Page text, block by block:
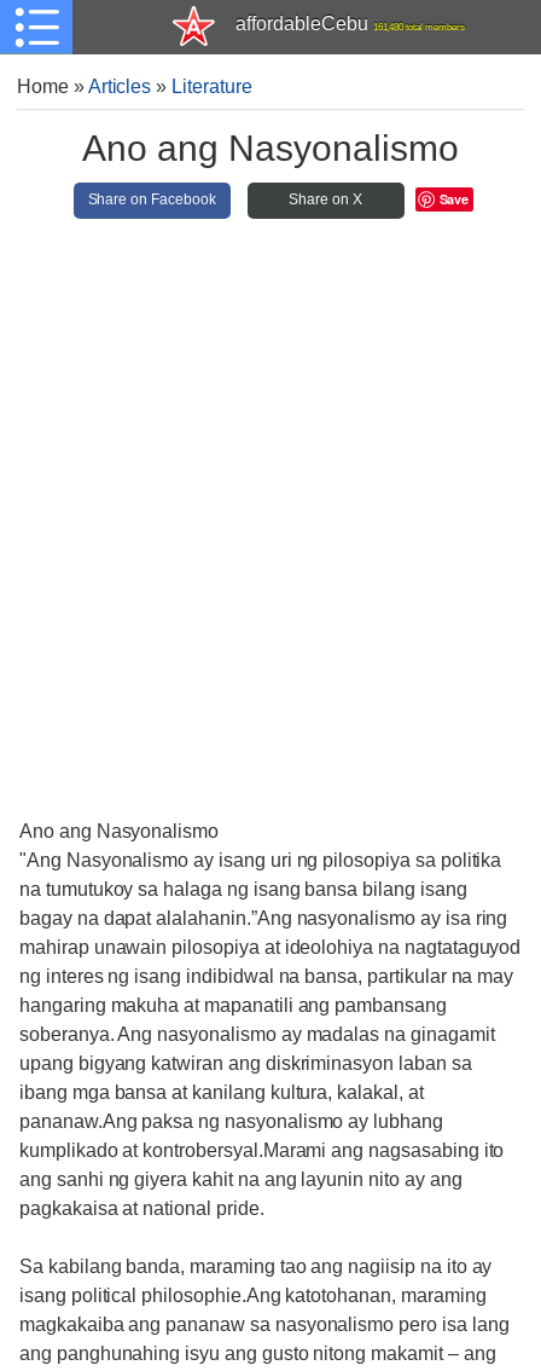
affordableCebu 161,480 total members
Home»Articles » Literature
Ano ang Nasyonalismo
Share on Facebook Share on X Save
Ano ang Nasyonalismo
"Ang Nasyonalismo ay isang uri ng pilosopiya sa politika
na tumutukoy sa halaga ng isang bansa bilang isang
bagay na dapat alalahanin.”Ang nasyonalismo ay isa ring
mahirap unawain pilosopiya at ideolohiya na nagtataguyod
ng interes ng isang indibidwal na bansa, partikular na may
hangaring makuha at mapanatili ang pambansang
soberanya. Ang nasyonalismo ay madalas na ginagamit
upang bigyang katwiran ang diskriminasyon laban sa
ibang mga bansa at kanilang kultura, kalakal, at
pananaw.Ang paksa ng nasyonalismo ay lubhang
kumplikado at kontrobersyal.Marami ang nagsasabing ito
ang sanhi ng giyera kahit na ang layunin nito ay ang
pagkakaisa at national pride.
Sa kabilang banda, maraming tao ang nagiisip na ito ay
isang political philosophie.Ang katotohanan, maraming
magkakaiba ang pananaw sa nasyonalismo pero isa lang
ang panghunahing isyu ang gusto nitong makamit – ang